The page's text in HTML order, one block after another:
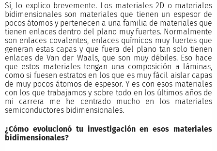
Sí, lo explico brevemente. Los materiales 2D o materiales
bidimensionales son materiales que tienen un espesor de
pocos átomos y pertenecen a una familia de materiales que
tienen enlaces dentro del plano muy fuertes. Normalmente
son enlaces covalentes, enlaces químicos muy fuertes que
generan estas capas y que fuera del plano tan solo tienen
enlaces de Van der Waals, que son muy débiles. Eso hace
que estos materiales tengan una composición a láminas,
como si fuesen estratos en los que es muy fácil aislar capas
de muy pocos átomos de espesor. Y es con esos materiales
con los que trabajamos y sobre todo en los últimos años de
mi carrera me he centrado mucho en los materiales
semiconductores bidimensionales.
¿Cómo evolucionó tu investigación en esos materiales
bidimensionales?